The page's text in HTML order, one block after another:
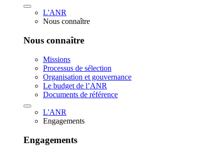
L'ANR
Nous connaître
Nous connaître
Missions
Processus de sélection
Organisation et gouvernance
Le budget de l’ANR
Documents de référence
L'ANR
Engagements
Engagements